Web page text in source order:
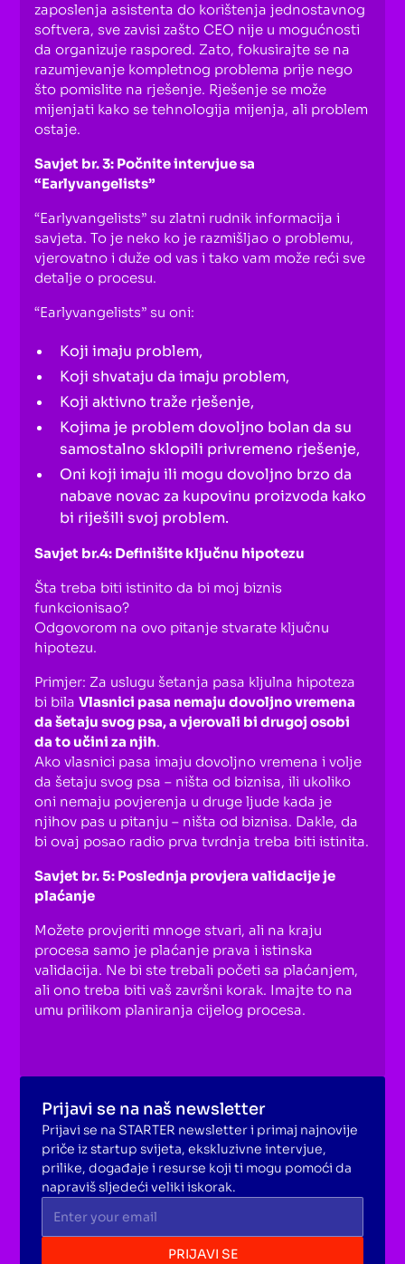
zaposlenja asistenta do korištenja jednostavnog
softvera, sve zavisi zašto CEO nije u mogućnosti
da organizuje raspored. Zato, fokusirajte se na
razumjevanje kompletnog problema prije nego
što pomislite na rješenje. Rješenje se može
mijenjati kako se tehnologija mijenja, ali problem
ostaje.
Savjet br. 3: Počnite intervjue sa
“Earlyvangelists”
“Earlyvangelists” su zlatni rudnik informacija i
savjeta. To je neko ko je razmišljao o problemu,
vjerovatno i duže od vas i tako vam može reći sve
detalje o procesu.
“Earlyvangelists” su oni:
Koji imaju problem,
Koji shvataju da imaju problem,
Koji aktivno traže rješenje,
Kojima je problem dovoljno bolan da su
samostalno sklopili privremeno rješenje,
Oni koji imaju ili mogu dovoljno brzo da
nabave novac za kupovinu proizvoda kako
bi riješili svoj problem.
Savjet br.4: Definišite ključnu hipotezu
Šta treba biti istinito da bi moj biznis
funkcionisao?
Odgovorom na ovo pitanje stvarate ključnu
hipotezu.
Primjer: Za uslugu šetanja pasa kljulna hipoteza
bi bilaVlasnici pasa nemaju dovoljno vremena
da šetaju svog psa, a vjerovali bi drugoj osobi
da to učini za njih.
Ako vlasnici pasa imaju dovoljno vremena i volje
da šetaju svog psa – ništa od biznisa, ili ukoliko
oni nemaju povjerenja u druge ljude kada je
njihov pas u pitanju – ništa od biznisa. Dakle, da
bi ovaj posao radio prva tvrdnja treba biti istinita.
Savjet br. 5: Poslednja provjera validacije je
plaćanje
Možete provjeriti mnoge stvari, ali na kraju
procesa samo je plaćanje prava i istinska
validacija. Ne bi ste trebali početi sa plaćanjem,
ali ono treba biti vaš završni korak. Imajte to na
umu prilikom planiranja cijelog procesa.
Prijavi se na naš newsletter
Prijavi se na STARTER newsletter i primaj najnovije
priče iz startup svijeta, ekskluzivne intervjue,
prilike, događaje i resurse koji ti mogu pomoći da
napraviš sljedeći veliki iskorak.